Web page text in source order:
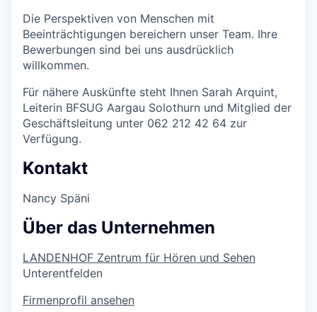
Die Perspektiven von Menschen mit
Beeinträchtigungen bereichern unser Team. Ihre
Bewerbungen sind bei uns ausdrücklich
willkommen.
Für nähere Auskünfte steht Ihnen Sarah Arquint,
Leiterin BFSUG Aargau Solothurn und Mitglied der
Geschäftsleitung unter 062 212 42 64 zur
Verfügung.
Kontakt
Nancy Späni
Über das Unternehmen
LANDENHOF Zentrum für Hören und Sehen
Unterentfelden
Firmenprofil ansehen